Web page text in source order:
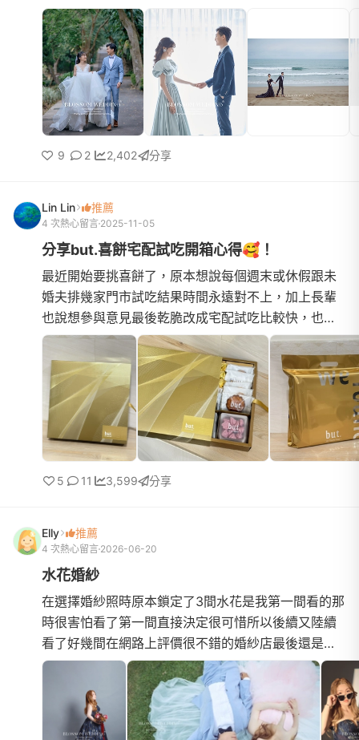
婚紗拍攝的體驗真的超級滿意，必須給滿滿五星好評
✨首先很感謝Kelly，從一開...
9 2 2,402 分享
Lin Lin 推薦
4 次熱心留言 2025-11-05
分享but.喜餅宅配試吃開箱心得🥰！
最近開始要挑喜餅了，原本想說每個週末或休假跟未
婚夫排幾家門市試吃結果時間永遠對不上，加上長輩
也說想參與意見最後乾脆改成宅配試吃比較快，也可
以在家慢慢吃一起開箱再一次收集全家人的意見！我
得說所有I人新娘...
5 11 3,599 分享
Elly 推薦
4 次熱心留言 2026-06-20
水花婚紗
在選擇婚紗照時原本鎖定了3間水花是我第一間看的那
時很害怕看了第一間直接決定很可惜所以後續又陸續
看了好幾間在網路上評價很不錯的婚紗店最後還是決
定選擇水花🤭因為從一開始進門市諮詢就遇到Ellie她
好親切好有耐心...